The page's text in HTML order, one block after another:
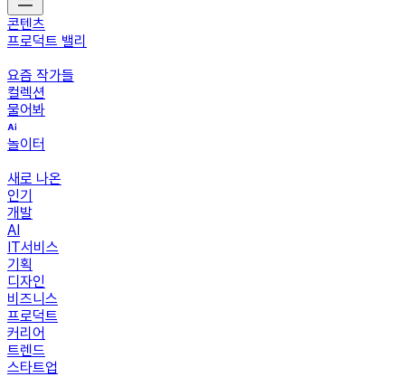
콘텐츠
프로덕트 밸리
요즘 작가들
컬렉션
물어봐
놀이터
새로 나온
인기
개발
AI
IT서비스
기획
디자인
비즈니스
프로덕트
커리어
트렌드
스타트업